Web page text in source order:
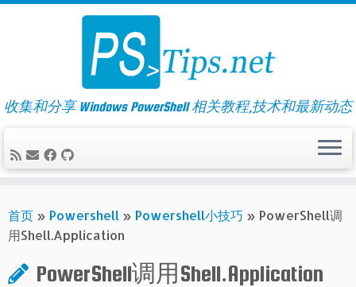
Skip
收集和分享 Windows PowerShell 相关教程,技术和最新动态
首页 » Powershell » Powershell小技巧 » PowerShell调
用Shell.Application
PowerShell调用Shell.Application